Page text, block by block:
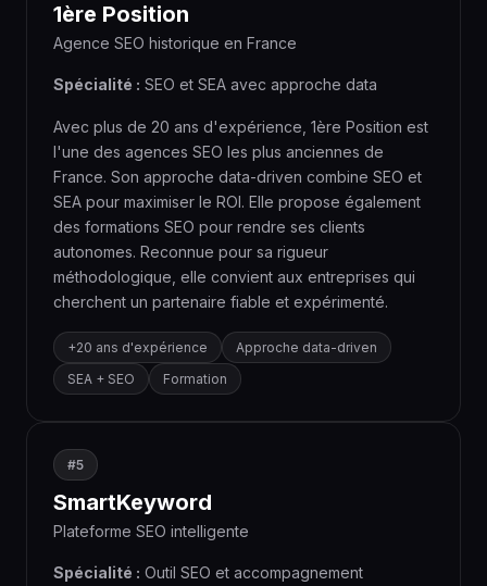
1ère Position
Agence SEO historique en France
Spécialité : SEO et SEA avec approche data
Avec plus de 20 ans d'expérience, 1ère Position est
l'une des agences SEO les plus anciennes de
France. Son approche data-driven combine SEO et
SEA pour maximiser le ROI. Elle propose également
des formations SEO pour rendre ses clients
autonomes. Reconnue pour sa rigueur
méthodologique, elle convient aux entreprises qui
cherchent un partenaire fiable et expérimenté.
+20 ans d'expérience
Approche data-driven
SEA + SEO
Formation
#5
SmartKeyword
Plateforme SEO intelligente
Spécialité : Outil SEO et accompagnement